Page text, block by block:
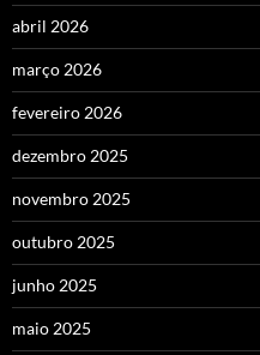
abril 2026
março 2026
fevereiro 2026
dezembro 2025
novembro 2025
outubro 2025
junho 2025
maio 2025